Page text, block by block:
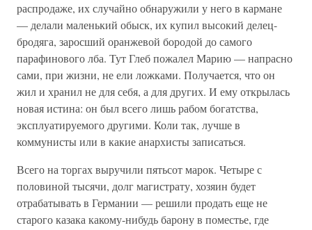
распродаже, их случайно обнаружили у него в кармане
— делали маленький обыск, их купил высокий делец-
бродяга, заросший оранжевой бородой до самого
парафинового лба. Тут Глеб пожалел Марию — напрасно
сами, при жизни, не ели ложками. Получается, что он
жил и хранил не для себя, а для других. И ему открылась
новая истина: он был всего лишь рабом богатства,
эксплуатируемого другими. Коли так, лучше в
коммунисты или в какие анархисты записаться.
Всего на торгах выручили пятьсот марок. Четыре с
половиной тысячи, долг магистрату, хозяин будет
отрабатывать в Германии — решили продать еще не
старого казака какому-нибудь барону в поместье, где